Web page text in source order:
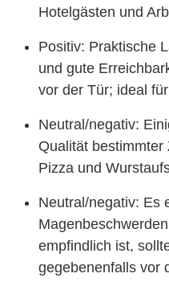
Hotelgästen und
Positiv: Praktische
und gute
vor der Tür; ideal
Neutral/negativ:
Qualität
Pizza und
Neutral/negativ: Es
empfindlich ist,
gegebenenfalls vor